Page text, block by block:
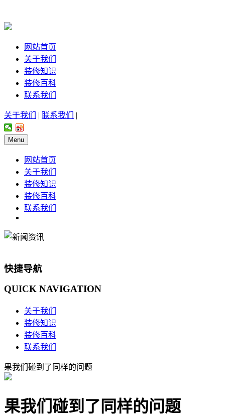
网站首页
关于我们
装修知识
装修百科
联系我们
关于我们 | 联系我们 |
Menu
网站首页
关于我们
装修知识
装修百科
联系我们
快捷导航
QUICK NAVIGATION
关于我们
装修知识
装修百科
联系我们
果我们碰到了同样的问题
果我们碰到了同样的问题